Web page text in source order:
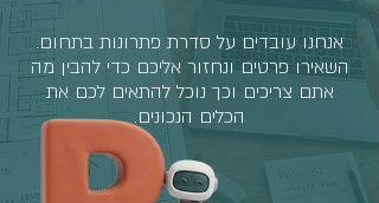
אנחנו עובדים על סדרת פתרונות בתחום.
השאירו פרטים ונחזור אליכם כדי להבין מה
אתם צריכים וכך נוכל להתאים לכם את
הכלים הנכונים.